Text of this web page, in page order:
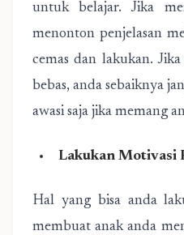
untuk belajar. Jika
menonton penjelasan
cemas dan lakukan.
bebas, anda sebaiknya
awasi saja jika memang
Lakukan Motivasi
Hal yang bisa anda
membuat anak anda